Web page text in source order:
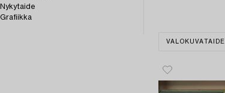
Nykytaide
Grafiikka
VALOKUVATAIDE